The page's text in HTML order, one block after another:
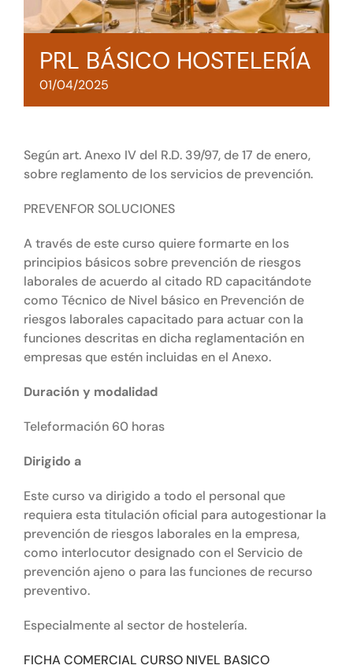
Tienda online
Contacto
PRL BÁSICO HOSTELERÍA
01/04/2025
Según art. Anexo IV del R.D. 39/97, de 17 de enero,
sobre reglamento de los servicios de prevención.
PREVENFOR SOLUCIONES
A través de este curso quiere formarte en los
principios básicos sobre prevención de riesgos
laborales de acuerdo al citado RD capacitándote
como Técnico de Nivel básico en Prevención de
riesgos laborales capacitado para actuar con la
funciones descritas en dicha reglamentación en
empresas que estén incluidas en el Anexo.
Duración y modalidad
Teleformación 60 horas
Dirigido a
Este curso va dirigido a todo el personal que
requiera esta titulación oficial para autogestionar la
prevención de riesgos laborales en la empresa,
como interlocutor designado con el Servicio de
prevención ajeno o para las funciones de recurso
preventivo.
Especialmente al sector de hostelería.
FICHA COMERCIAL CURSO NIVEL BASICO